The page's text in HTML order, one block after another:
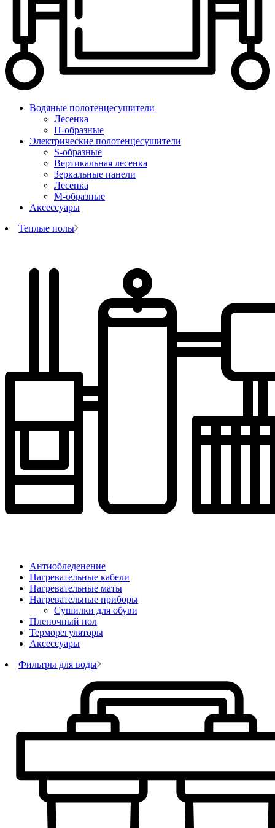
Водяные полотенцесушители
Лесенка
П-образные
Электрические полотенцесушители
S-образные
Вертикальная лесенка
Зеркальные панели
Лесенка
М-образные
Аксессуары
Теплые полы
Антиобледенение
Нагревательные кабели
Нагревательные маты
Нагревательные приборы
Сушилки для обуви
Пленочный пол
Терморегуляторы
Аксессуары
Фильтры для воды